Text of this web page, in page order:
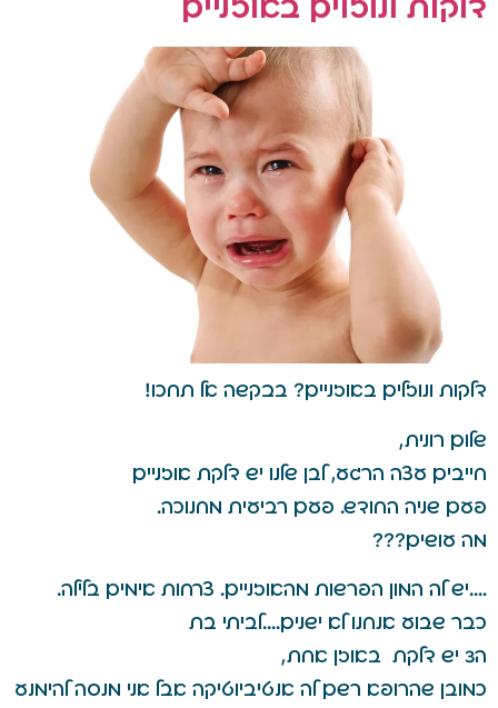
דלקות ונוזלים באוזניים? בבקשה אל תחכו!
שלום רונית,
חייבים עצה הרגע, לבן שלנו יש דלקת אוזניים
פעם שניה החודש. פעם רביעית מחנוכה.
מה עושים???
….יש לה המון הפרשות מהאוזניים. צרחות אימים בלילה.
כבר שבוע אנחנו לא ישנים….לביתי בת
ה3 יש דלקת באוזן אחת,
כמובן שהרופא רשם לה אנטיביוטיקה אבל אני מנסה להימנע